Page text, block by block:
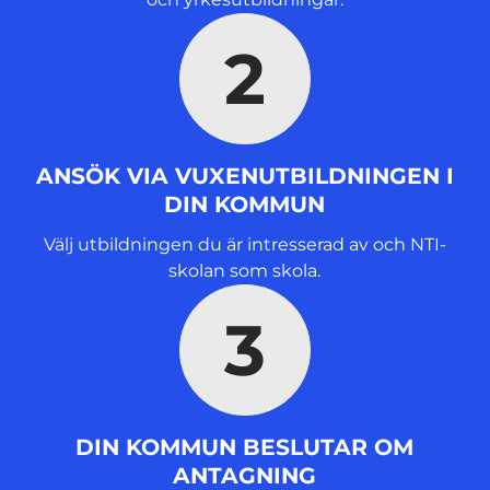
2
ANSÖK VIA VUXENUTBILDNINGEN I
DIN KOMMUN
Välj utbildningen du är intresserad av och NTI-
skolan som skola.
3
DIN KOMMUN BESLUTAR OM
ANTAGNING